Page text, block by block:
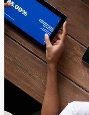
ることなく
うにします
密度なスキ